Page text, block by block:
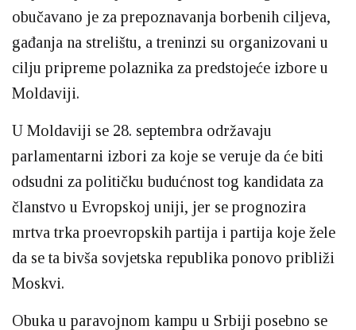
obučavano je za prepoznavanja borbenih ciljeva,
gađanja na strelištu, a treninzi su organizovani u
cilju pripreme polaznika za predstojeće izbore u
Moldaviji.
U Moldaviji se 28. septembra održavaju
parlamentarni izbori za koje se veruje da će biti
odsudni za političku budućnost tog kandidata za
članstvo u Evropskoj uniji, jer se prognozira
mrtva trka proevropskih partija i partija koje žele
da se ta bivša sovjetska republika ponovo približi
Moskvi.
Obuka u paravojnom kampu u Srbiji posebno se